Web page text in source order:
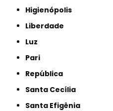
Higienópolis
Liberdade
Luz
Pari
República
Santa Cecília
Santa Efigênia